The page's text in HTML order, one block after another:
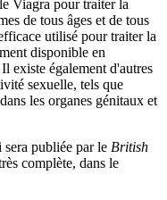
Viagra pour traiter la
de tous âges et de tous
utilisé pour traiter la
disponible en
existe également d'autres
sexuelle, tels que
les organes génitaux et
publiée par le British
complète, dans le